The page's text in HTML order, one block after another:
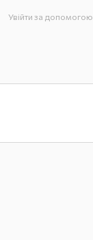
Увійти за допомогою